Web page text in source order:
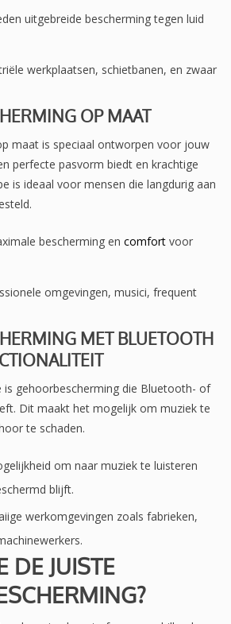
uitgebreide bescherming tegen luid
werkplaatsen, schietbanen, en zwaar
OP MAAT
maat is speciaal ontworpen voor jouw
perfecte pasvorm biedt en krachtige
is ideaal voor mensen die langdurig aan
bescherming en comfort voor
omgevingen, musici, frequent
MET BLUETOOTH
is gehoorbescherming die Bluetooth- of
Dit maakt het mogelijk om muziek te
te schaden.
om naar muziek te luisteren
blijft.
werkomgevingen zoals fabrieken,
DE JUISTE